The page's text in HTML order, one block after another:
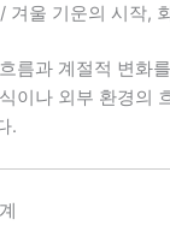
겨울 기운의 시작,
름과 계절적 변화
이나 외부 환경의
.